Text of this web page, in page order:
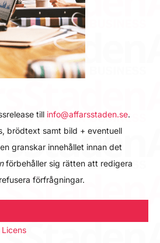
till info@affarsstaden.se.
brödtext samt bild + eventuell
granskar innehållet innan det
förbehåller sig rätten att redigera
förfrågningar.